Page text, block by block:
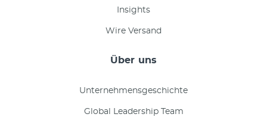
Insights
Wire Versand
Über uns
Unternehmensgeschichte
Global Leadership Team